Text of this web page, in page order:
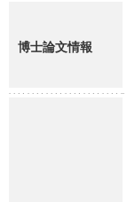
博士論文情報